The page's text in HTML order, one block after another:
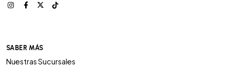
SABER MÁS
Nuestras Sucursales